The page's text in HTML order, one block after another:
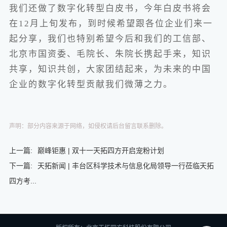
我们还做了数字化转型白皮书，今年白皮书将会
在12月上旬发布，到时候希望跟各位企业们来一
起分享，我们也特别希望今后和我们的工信部、
北京市国资委、毛院长、朱院长携起手来，知识
共享，知识共创，大家团结起来，为未来的中国
企业的数字化转型贡献我们微薄之力。
声明：部分内容来源于网络，如侵权请后台留言联系删除。
上一篇:
巅峰钜惠 | 双十一天拓四方开启宠粉计划
下一篇:
天拓新闻 | 丰台区科学技术与信息化局领导一行莅临天拓
四方考...